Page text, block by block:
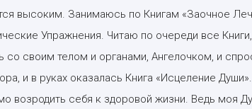
высоким. Занимаюсь по Книгам «Заочное
Упражнения. Читаю по очереди все
со своим телом и органами, Ангелочком, и
и в руках оказалась Книга «Исцеление
возродить себя к здоровой жизни. Ведь моя